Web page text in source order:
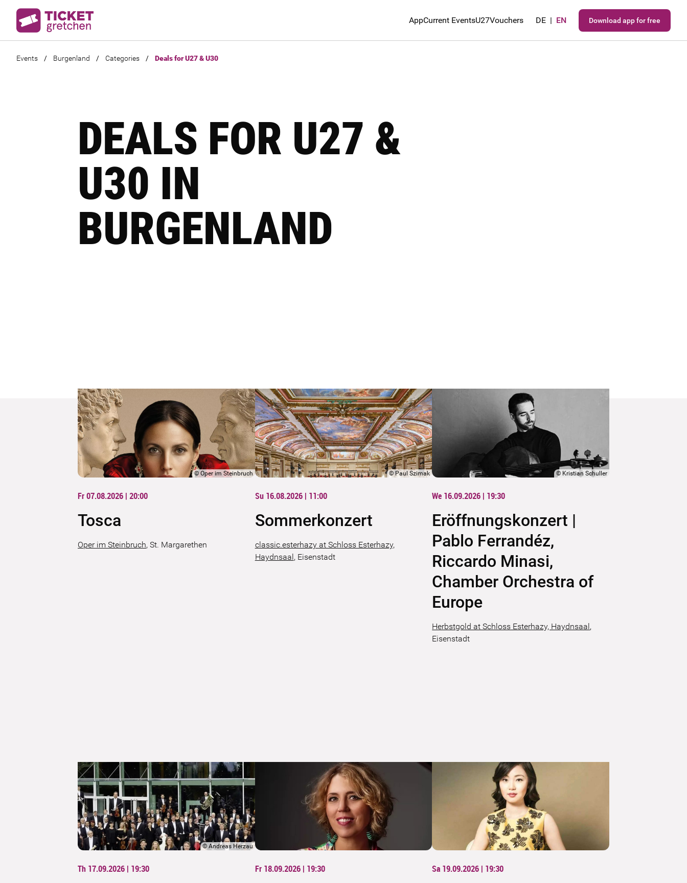
AppCurrent EventsU27Vouchers DE | EN Download app for free
Events / Burgenland / Categories / Deals for U27 & U30
DEALS FOR U27 &
U30 IN
BURGENLAND
©Oper im Steinbruch
Fr 07.08.2026 | 20:00
Tosca
Oper im Steinbruch, St. Margarethen
©Paul Szimak
Su 16.08.2026 | 11:00
Sommerkonzert
classic.esterhazy at Schloss Esterhazy,
Haydnsaal, Eisenstadt
© Kristian Schuller
We 16.09.2026 | 19:30
Eröffnungskonzert |
Pablo Ferrandéz,
Riccardo Minasi,
Chamber Orchestra of
Europe
Herbstgold at Schloss Esterhazy, Haydnsaal,
Eisenstadt
© Andreas Herzau
Th 17.09.2026 | 19:30 Fr 18.09.2026 | 19:30 Sa 19.09.2026 | 19:30